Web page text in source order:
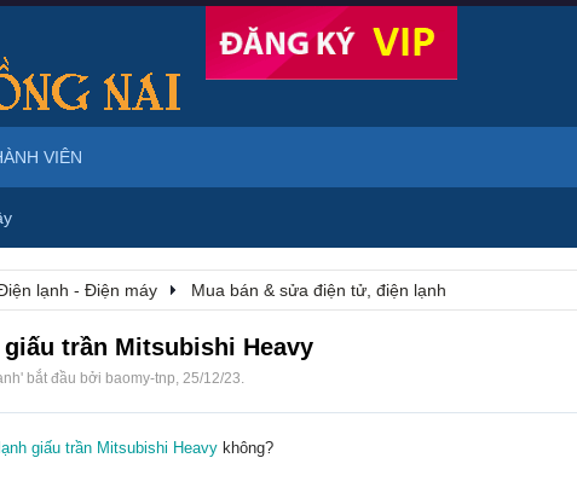
lạnh - Điện máy Mua bán & sửa điện tử, điện lạnh
trần Mitsubishi Heavy
' bắt đầu bởi baomy-tnp, 25/12/23.
giấu trần Mitsubishi Heavy không?
VIÊN